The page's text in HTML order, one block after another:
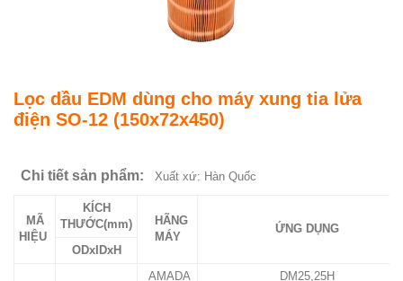
Lọc dầu EDM dùng cho máy xung tia lửa
điện SO-12 (150x72x450)
Chi tiết sản phẩm: Xuất xứ: Hàn Quốc
MÃ
HIỆU
KÍCH
THƯỚC(mm)
HÃNG
MÁY
ỨNG DỤNG
ODxIDxH
AMADA
DM25,25H